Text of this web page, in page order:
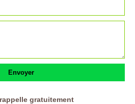
gratuitement